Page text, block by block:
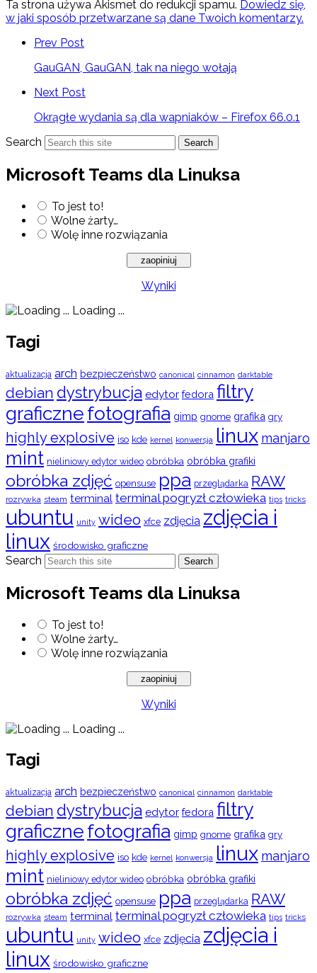
Ta strona używa Akismet do redukcji spamu. Dowiedz się,
w jaki sposób przetwarzane są dane Twoich komentarzy.
Prev Post
GauGAN, GauGAN, tak na niego wołają
Next Post
Okrągłe wydania są dla wapniaków – Firefox 66.0.1
Search
Search
Microsoft Teams dla Linuksa
To jest to!
Wolne żarty…
Wolę inne rozwiązania
Wyniki
Loading ...
Tagi
aktualizacja arch bezpieczeństwo canonical cinnamon darktable
debian dystrybucja edytor fedora filtry
graficznefotografia gimp gnome grafika gry
highly explosive iso kde kernel konwersja linux manjaro
mint nieliniowy edytor wideo obróbka obróbka grafiki
obróbka zdjęć opensuse ppa przeglądarka RAW
rozrywka steam terminal terminal pogryzł człowieka tips tricks
ubuntu unity wideo xfce zdjęcia zdjęcia i
linux środowisko graficzne
Search Search
Microsoft Teams dla Linuksa
To jest to!
Wolne żarty…
Wolę inne rozwiązania
Wyniki
Loading ...
Tagi
aktualizacja arch bezpieczeństwo canonical cinnamon darktable
debian dystrybucja edytor fedora filtry
graficznefotografia gimp gnome grafika gry
highly explosive iso kde kernel konwersja linux manjaro
mint nieliniowy edytor wideo obróbka obróbka grafiki
obróbka zdjęć opensuse ppa przeglądarka RAW
rozrywka steam terminal terminal pogryzł człowieka tips tricks
ubuntu unity wideo xfce zdjęcia zdjęcia i
linux środowisko graficzne